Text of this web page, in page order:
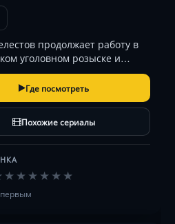
продолжает работу в
уголовном розыске и
построить стабильные
с Алиной Большовой,
преступной группировки.
мужа героиня получает в
огромное…
Где посмотреть
Похожие сериалы
★ ★ ★ ★ ★ ★